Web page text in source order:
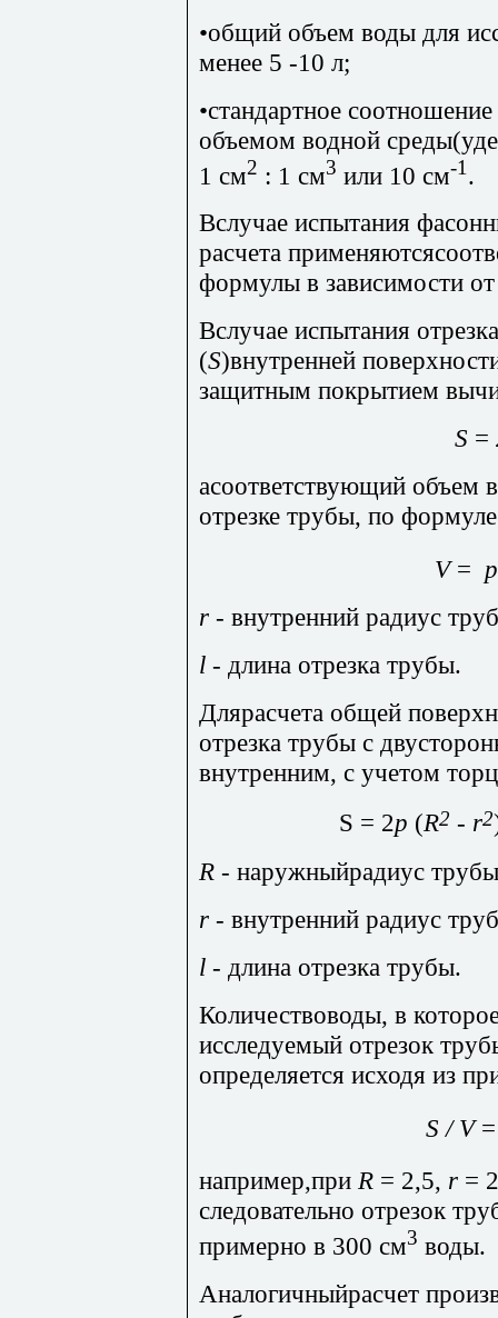
•общий объем воды для
менее 5 -10 л;
•стандартное
объемом водной
1 см2 : 1 см3 или 10 см-1 .
Вслучае испытания
расчета
формулы в зависимости
Вслучае испытания
(S)внутренней
защитным покрытием
S =
асоответствующий объем
отрезке трубы, по
V= p
r - внутренний радиус
l - длина отрезка трубы.
Длярасчета общей
отрезка трубы с
внутренним, с учетом
S = 2p (R2 - r2
R - наружныйрадиус
r - внутренний радиус
l - длина отрезка трубы.
Количествоводы, в
исследуемый отрезок
определяется исходя из
S / V=
например,при R = 2,5, r =
следовательно отрезок
примерно в 300 см3 воды.
Аналогичныйрасчет